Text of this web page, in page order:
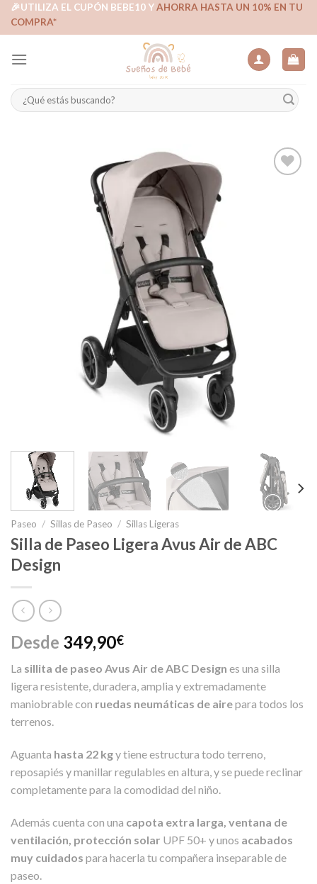
Skip🎉UTILIZA EL CUPÓN BEBE10 YAHORRA HASTA UN 10% EN TU
COMPRA*
Buscar
por:
Paseo / Sillas de Paseo / Sillas Ligeras
Silla de Paseo Ligera Avus Air de ABC
Design
Desde 349,90€
La sillita de paseo Avus Air de ABC Design es una silla
ligera resistente, duradera, amplia y extremadamente
maniobrable con ruedas neumáticas de airepara todos los
terrenos.
Aguanta hasta 22 kgy tiene estructura todo terreno,
reposapiés y manillar regulables en altura, y se puede reclinar
completamente para la comodidad del niño.
Además cuenta con una capota extra larga, ventana de
ventilación, protección solar UPF 50+ y unos acabados
muy cuidados para hacerla tu compañera inseparable de
paseo.